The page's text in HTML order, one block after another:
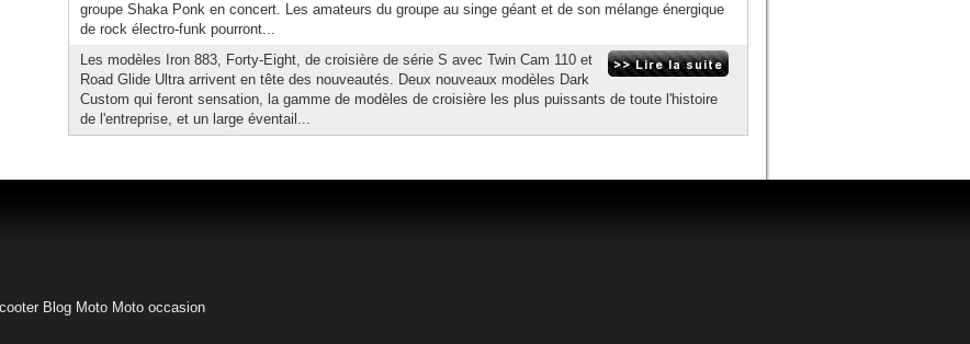
groupe Shaka Ponk en concert. Les amateurs du groupe au singe géant et de son mélange énergique
de rock électro-funk pourront...
Les modèles Iron 883, Forty-Eight, de croisière de série S avec Twin Cam 110 et
Road Glide Ultra arrivent en tête des nouveautés. Deux nouveaux modèles Dark
Custom qui feront sensation, la gamme de modèles de croisière les plus puissants de toute l'histoire
de l'entreprise, et un large éventail...
Blog Moto Moto occasion